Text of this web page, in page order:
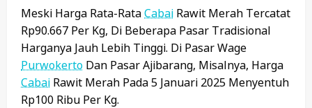
Meski Harga Rata-RataCabai Rawit Merah Tercatat
Rp90.667 Per Kg, Di Beberapa Pasar Tradisional
Harganya Jauh Lebih Tinggi. Di Pasar Wage
Purwokerto Dan Pasar Ajibarang, Misalnya, Harga
Cabai Rawit Merah Pada 5 Januari 2025 Menyentuh
Rp100 Ribu Per Kg.